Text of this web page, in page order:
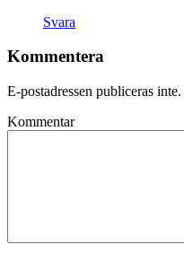
Svara
Kommentera
E-postadressen publiceras inte.
Kommentar